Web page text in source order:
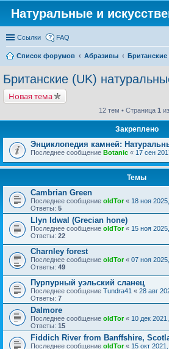
Натуральные и
Ссылки FAQ
Список форумов Абразивы
Британские (UK)
Новая тема
12 тем • Страница 1 из
Закреплено
Энциклопедия камней:
Последнее сообщение Botanic « 17 сен
Темы
Cambrian Green
Последнее сообщение oldTor« 18 ноя
Ответы: 5
Llyn Idwal (Grecian hone)
Последнее сообщение oldTor« 15 ноя
Ответы: 22
Charnley forest
Последнее сообщение oldTor« 07 ноя
Ответы: 49
Пурпурный уэльский сланец
Последнее сообщение Tundra41 « 28 авг
Ответы: 7
Dalmore
Последнее сообщение oldTor« 10 дек
Ответы: 15
Fiddich River from Banffshire,
Последнее сообщение oldTor« 15 окт